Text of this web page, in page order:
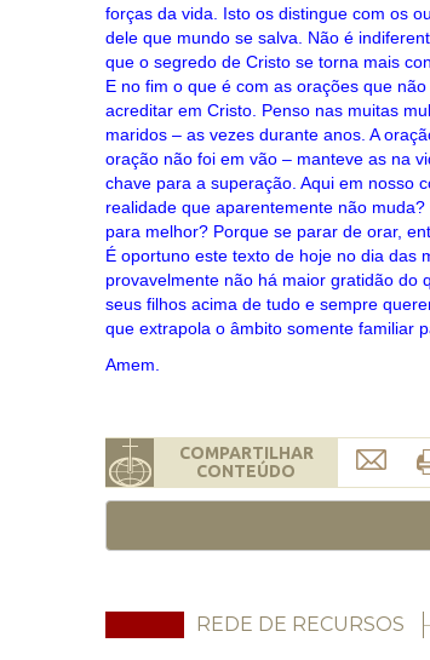
forças da vida. Isto os distingue com os
dele que mundo se salva. Não é
que o segredo de Cristo se torna mais
E no fim o que é com as orações que
acreditar em Cristo. Penso nas muitas
maridos – as vezes durante anos. A
oração não foi em vão – manteve as na
chave para a superação. Aqui em nosso
realidade que aparentemente não
para melhor? Porque se parar de orar,
É oportuno este texto de hoje no dia das
provavelmente não há maior gratidão do
seus filhos acima de tudo e sempre
que extrapola o âmbito somente familiar
Amem.
COMPARTILHAR
CONTEÚDO
REDE DE RECURSOS